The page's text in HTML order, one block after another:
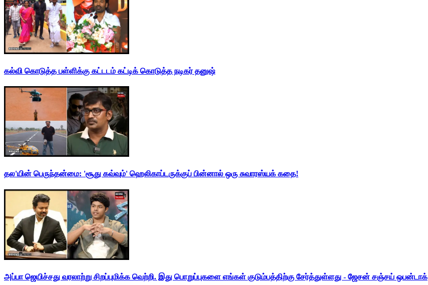
கல்வி கொடுத்த பள்ளிக்கு கட்டடம் கட்டிக் கொடுத்த நடிகர் தனுஷ்
தல'யின் பெருந்தன்மை: 'சூது கவ்வும்' ஹெலிகாப்டருக்குப் பின்னால் ஒரு சுவாரஸ்யக் கதை!
அப்பா ஜெயிச்சது வரலாற்று சிறப்புமிக்க வெற்றி. இது பொறுப்புகளை எங்கள் குடும்பத்திற்கு சேர்த்துள்ளது - ஜேசன் சஞ்சய் ஒபன்டாக்